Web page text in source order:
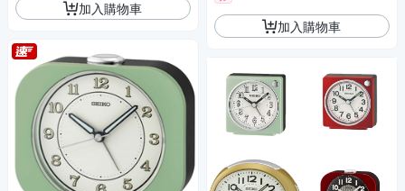
加入購物車
加入購物車